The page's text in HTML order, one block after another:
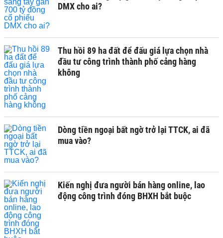
DMX cho ai?
Thu hồi 89 ha đất để đấu giá lựa chọn nhà
đầu tư công trình thành phố cảng hàng
không
Dòng tiền ngoại bất ngờ trở lại TTCK, ai đã
mua vào?
Kiến nghị đưa người bán hàng online, lao
động công trình đóng BHXH bắt buộc